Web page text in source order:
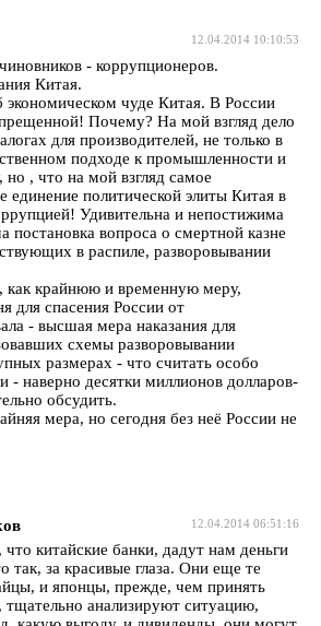
12.04.2014 10:10:53
- коррупционеров.
Китая.
экономическом чуде Китая. В России
Почему? На мой взгляд дело
для производителей, не только в
подходе к промышленности и
но , что на мой взгляд самое
единение политической элиты Китая в
Удивительна и непостижима
постановка вопроса о смертной казне
в распиле, разворовывании
как крайнюю и временную меру,
для спасения России от
- высшая мера наказания для
схемы разворовывании
размерах - что считать особо
- наверно десятки миллионов долларов-
обсудить.
мера, но сегодня без неё России не
12.04.2014 06:51:16
что китайские банки, дадут нам деньги
так, за красивые глаза. Они еще те
и японцы, прежде, чем принять
тщательно анализируют ситуацию,